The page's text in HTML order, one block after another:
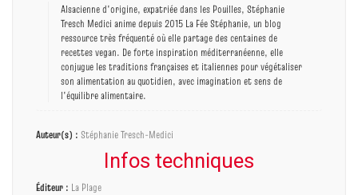
Alsacienne d'origine, expatriée dans les Pouilles, Stéphanie
Tresch Medici anime depuis 2015 La Fée Stéphanie, un blog
ressource très fréquenté où elle partage des centaines de
recettes vegan. De forte inspiration méditerranéenne, elle
conjugue les traditions françaises et italiennes pour végétaliser
son alimentation au quotidien, avec imagination et sens de
l'équilibre alimentaire.
Auteur(s) : Stéphanie Tresch-Medici
Infos techniques
Éditeur : La Plage